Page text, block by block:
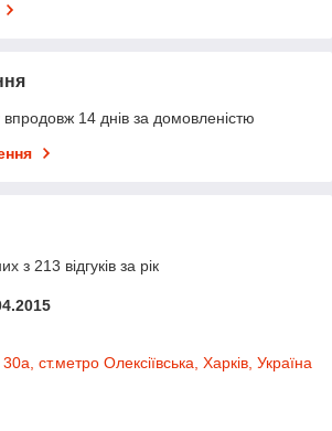
14 днів за домовленістю
з 213 відгуків за рік
ст.метро Олексіївська, Харків, Україна